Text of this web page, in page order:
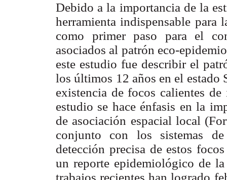
Debido a la importancia de la
herramienta indispensable
como primer paso para el
asociados al patrón eco-
este estudio fue describir el
los últimos 12 años en el estado
existencia de focos calientes
estudio se hace énfasis en la
de asociación espacial local
conjunto con los sistemas
detección precisa de estos
un reporte epidemiológico de
trabajos recientes han logrado